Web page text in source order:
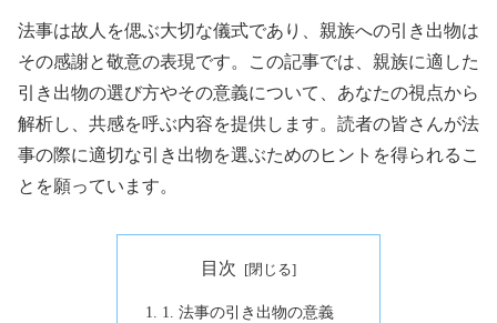
法事は故人を偲ぶ大切な儀式であり、親族への引き出物は
その感謝と敬意の表現です。この記事では、親族に適した
引き出物の選び方やその意義について、あなたの視点から
解析し、共感を呼ぶ内容を提供します。読者の皆さんが法
事の際に適切な引き出物を選ぶためのヒントを得られるこ
とを願っています。
目次
1. 法事の引き出物の意義